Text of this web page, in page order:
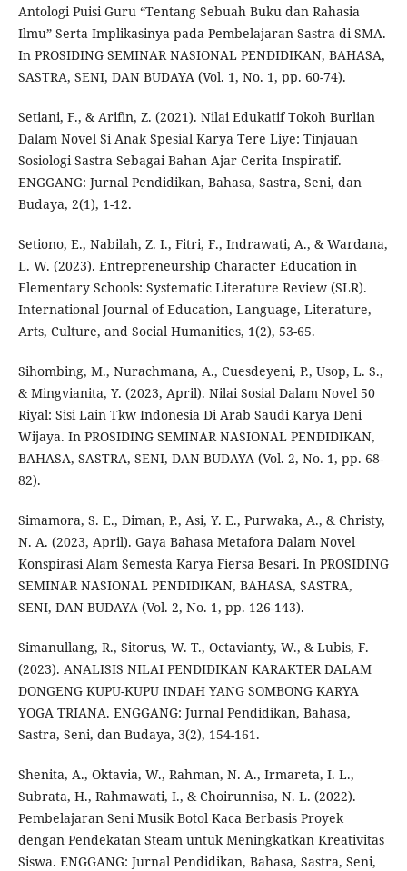
Antologi Puisi Guru “Tentang Sebuah Buku dan Rahasia
Ilmu” Serta Implikasinya pada Pembelajaran Sastra di SMA.
In PROSIDING SEMINAR NASIONAL PENDIDIKAN, BAHASA,
SASTRA, SENI, DAN BUDAYA (Vol. 1, No. 1, pp. 60-74).
Setiani, F., & Arifin, Z. (2021). Nilai Edukatif Tokoh Burlian
Dalam Novel Si Anak Spesial Karya Tere Liye: Tinjauan
Sosiologi Sastra Sebagai Bahan Ajar Cerita Inspiratif.
ENGGANG: Jurnal Pendidikan, Bahasa, Sastra, Seni, dan
Budaya, 2(1), 1-12.
Setiono, E., Nabilah, Z. I., Fitri, F., Indrawati, A., & Wardana,
L. W. (2023). Entrepreneurship Character Education in
Elementary Schools: Systematic Literature Review (SLR).
International Journal of Education, Language, Literature,
Arts, Culture, and Social Humanities, 1(2), 53-65.
Sihombing, M., Nurachmana, A., Cuesdeyeni, P., Usop, L. S.,
& Mingvianita, Y. (2023, April). Nilai Sosial Dalam Novel 50
Riyal: Sisi Lain Tkw Indonesia Di Arab Saudi Karya Deni
Wijaya. In PROSIDING SEMINAR NASIONAL PENDIDIKAN,
BAHASA, SASTRA, SENI, DAN BUDAYA (Vol. 2, No. 1, pp. 68-
82).
Simamora, S. E., Diman, P., Asi, Y. E., Purwaka, A., & Christy,
N. A. (2023, April). Gaya Bahasa Metafora Dalam Novel
Konspirasi Alam Semesta Karya Fiersa Besari. In PROSIDING
SEMINAR NASIONAL PENDIDIKAN, BAHASA, SASTRA,
SENI, DAN BUDAYA (Vol. 2, No. 1, pp. 126-143).
Simanullang, R., Sitorus, W. T., Octavianty, W., & Lubis, F.
(2023). ANALISIS NILAI PENDIDIKAN KARAKTER DALAM
DONGENG KUPU-KUPU INDAH YANG SOMBONG KARYA
YOGA TRIANA. ENGGANG: Jurnal Pendidikan, Bahasa,
Sastra, Seni, dan Budaya, 3(2), 154-161.
Shenita, A., Oktavia, W., Rahman, N. A., Irmareta, I. L.,
Subrata, H., Rahmawati, I., & Choirunnisa, N. L. (2022).
Pembelajaran Seni Musik Botol Kaca Berbasis Proyek
dengan Pendekatan Steam untuk Meningkatkan Kreativitas
Siswa. ENGGANG: Jurnal Pendidikan, Bahasa, Sastra, Seni,